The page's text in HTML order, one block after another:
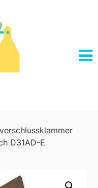
D31AD-E